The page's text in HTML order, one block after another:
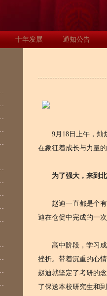
十年发展 通知公告
9月18日上午，灿烂
在象征着成长与力量
为了强大，来到北
赵迪一直都是个有
迪在仓促中完成的一
高中阶段，学习成
挫折。带着沉重的心
赵迪就坚定了考研的
了保送本校研究生和